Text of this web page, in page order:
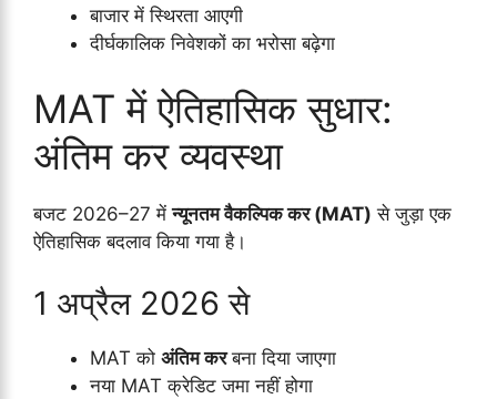
बाजार में स्थिरता आएगी
दीर्घकालिक निवेशकों का भरोसा बढ़ेगा
MAT में ऐतिहासिक सुधार:
अंतिम कर व्यवस्था
बजट 2026–27 मेंन्यूनतम वैकल्पिक कर (MAT) से जुड़ा एक
ऐतिहासिक बदलाव किया गया है।
1 अप्रैल 2026 से
MAT को अंतिम करबना दिया जाएगा
नया MAT क्रेडिट जमा नहीं होगा